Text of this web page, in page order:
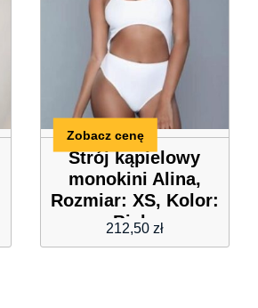
Strój kąpielowy
monokini Alina,
Rozmiar: XS, Kolor:
Biały
212,50 zł
Zobacz cenę